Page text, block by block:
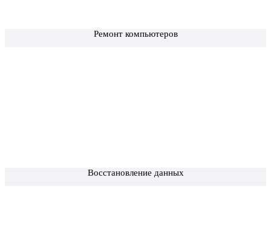
Ремонт компьютеров
Восстановление данных